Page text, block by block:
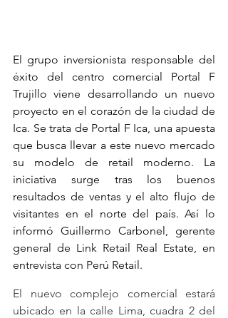
El grupo inversionista responsable del
éxito del centro comercial Portal F
Trujillo viene desarrollando un nuevo
proyecto en el corazón de la ciudad de
Ica. Se trata de Portal F Ica, una apuesta
que busca llevar a este nuevo mercado
su modelo de retail moderno. La
iniciativa surge tras los buenos
resultados de ventas y el alto flujo de
visitantes en el norte del país. Así lo
informó Guillermo Carbonel, gerente
general de Link Retail Real Estate, en
entrevista con Perú Retail.
El nuevo complejo comercial estará
ubicado en la calle Lima, cuadra 2 del